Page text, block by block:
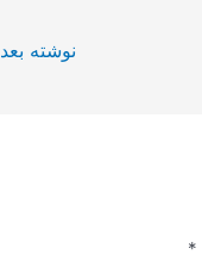
نوشته بعد
*